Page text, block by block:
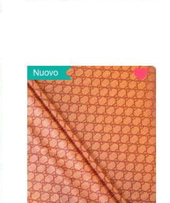
Nuovo favorite